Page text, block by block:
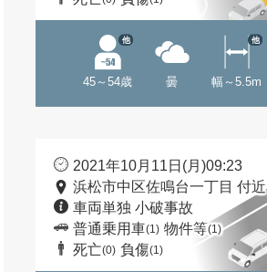
45～54歳
他
曇 幅～5.5m
他
2021年10月11日(月)09:23
浜松市中区佐鳴台一丁目 付近
車両単独 小破事故
普通乗用車(1) 物件等(1)
死亡(0) 負傷(1)